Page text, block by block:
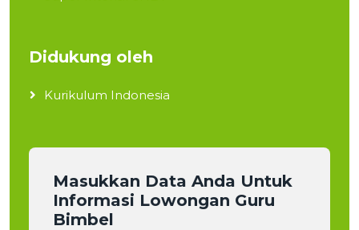
Didukung oleh
Kurikulum Indonesia
Masukkan Data Anda Untuk
Informasi Lowongan Guru
Bimbel